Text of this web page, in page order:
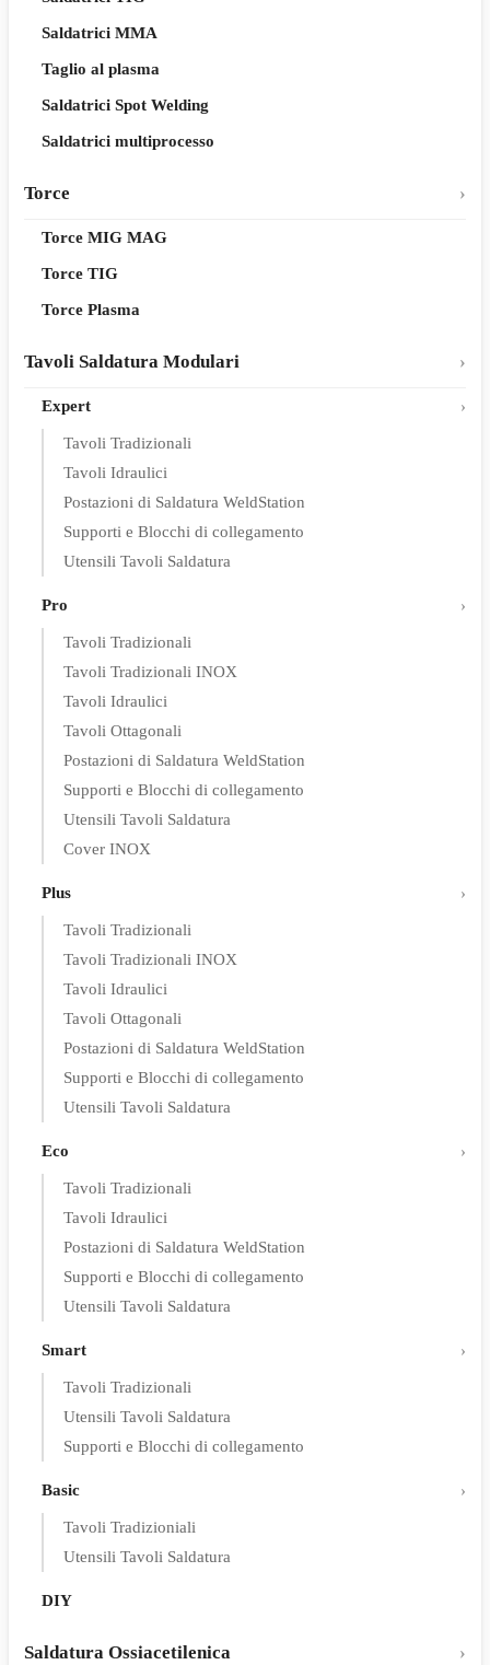
Saldatrici MMA
Taglio al plasma
Saldatrici Spot Welding
Saldatrici multiprocesso
Torce
Torce MIG MAG
Torce TIG
Torce Plasma
Tavoli Saldatura Modulari
Expert
Tavoli Tradizionali
Tavoli Idraulici
Postazioni di Saldatura WeldStation
Supporti e Blocchi di collegamento
Utensili Tavoli Saldatura
Pro
Tavoli Tradizionali
Tavoli Tradizionali INOX
Tavoli Idraulici
Tavoli Ottagonali
Postazioni di Saldatura WeldStation
Supporti e Blocchi di collegamento
Utensili Tavoli Saldatura
Cover INOX
Plus
Tavoli Tradizionali
Tavoli Tradizionali INOX
Tavoli Idraulici
Tavoli Ottagonali
Postazioni di Saldatura WeldStation
Supporti e Blocchi di collegamento
Utensili Tavoli Saldatura
Eco
Tavoli Tradizionali
Tavoli Idraulici
Postazioni di Saldatura WeldStation
Supporti e Blocchi di collegamento
Utensili Tavoli Saldatura
Smart
Tavoli Tradizionali
Utensili Tavoli Saldatura
Supporti e Blocchi di collegamento
Basic
Tavoli Tradizioniali
Utensili Tavoli Saldatura
DIY
Saldatura Ossiacetilenica